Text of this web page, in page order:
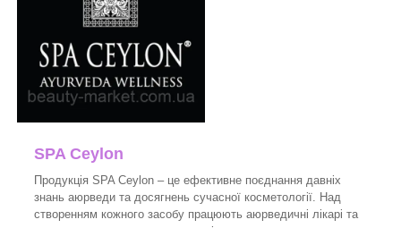
SPA Ceylon
Продукція SPA Ceylon – це ефективне поєднання давніх
знань аюрведи та досягнень сучасної косметології. Над
створенням кожного засобу працюють аюрведичні лікарі та